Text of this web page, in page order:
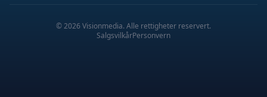
©2026 Visionmedia. Alle rettigheter reservert.
SalgsvilkårPersonvern